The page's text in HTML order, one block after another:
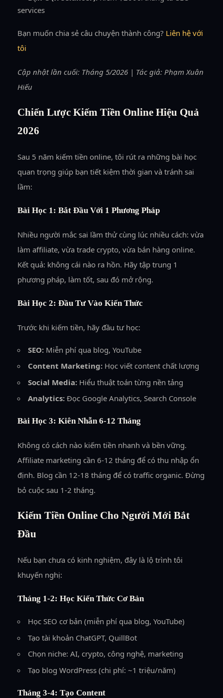
services
Bạn muốn chia sẻ câu chuyện thành công? Liên hệ với
tôi
Cập nhật lần cuối: Tháng 5/2026 | Tác giả: Phạm Xuân
Hiếu
Chiến Lược Kiếm Tiền Online Hiệu Quả
2026
Sau 5 năm kiếm tiền online, tôi rút ra những bài học
quan trọng giúp bạn tiết kiệm thời gian và tránh sai
lầm:
Bài Học 1: Bắt Đầu Với 1 Phương Pháp
Nhiều người mắc sai lầm thử cùng lúc nhiều cách: vừa
làm affiliate, vừa trade crypto, vừa bán hàng online.
Kết quả: không cái nào ra hồn. Hãy tập trung 1
phương pháp, làm tốt, sau đó mở rộng.
Bài Học 2: Đầu Tư Vào Kiến Thức
Trước khi kiếm tiền, hãy đầu tư học:
SEO: Miễn phí qua blog, YouTube
Content Marketing: Học viết content chất lượng
Social Media: Hiểu thuật toán từng nền tảng
Analytics: Đọc Google Analytics, Search Console
Bài Học 3: Kiên Nhẫn 6-12 Tháng
Không có cách nào kiếm tiền nhanh và bền vững.
Affiliate marketing cần 6-12 tháng để có thu nhập ổn
định. Blog cần 12-18 tháng để có traffic organic. Đừng
bỏ cuộc sau 1-2 tháng.
Kiếm Tiền Online Cho Người Mới Bắt
Đầu
Nếu bạn chưa có kinh nghiệm, đây là lộ trình tôi
khuyến nghị:
Tháng 1-2: Học Kiến Thức Cơ Bản
Học SEO cơ bản (miễn phí qua blog, YouTube)
Tạo tài khoản ChatGPT, QuillBot
Chọn niche: AI, crypto, công nghệ, marketing
Tạo blog WordPress (chi phí: ~1 triệu/năm)
Tháng 3-4: Tạo Content